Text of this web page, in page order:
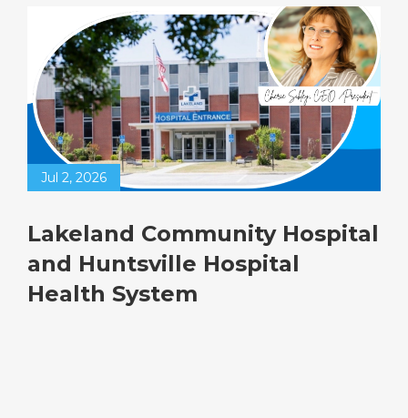
Jul 2, 2026
Lakeland Community Hospital
and Huntsville Hospital
Health System